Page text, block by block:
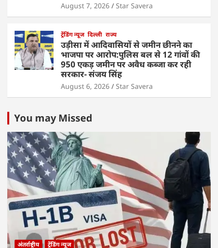
August 7, 2026 Star Savera
ट्रेंडिंग न्यूज दिल्ली राज्य
उड़ीसा में आदिवासियों से जमीन छीनने का
भाजपा पर आरोप:पुलिस बल से 12 गांवों की
950 एकड़ जमीन पर अवैध कब्जा कर रही
सरकार- संजय सिंह
August 6, 2026 Star Savera
You may Missed
अंतर्राष्ट्रीय ट्रेंडिंग न्यूज